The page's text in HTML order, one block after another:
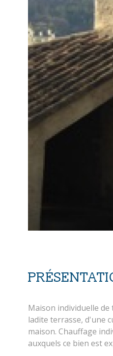
Maison individuelle
ladite terrasse, d'une
maison. Chauffage
auxquels ce bien est